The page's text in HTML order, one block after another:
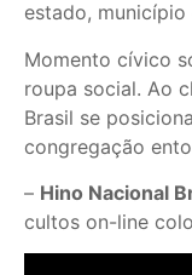
estado, município
Momento cívico
roupa social. Ao
Brasil se
congregação
– Hino Nacional
cultos on-line